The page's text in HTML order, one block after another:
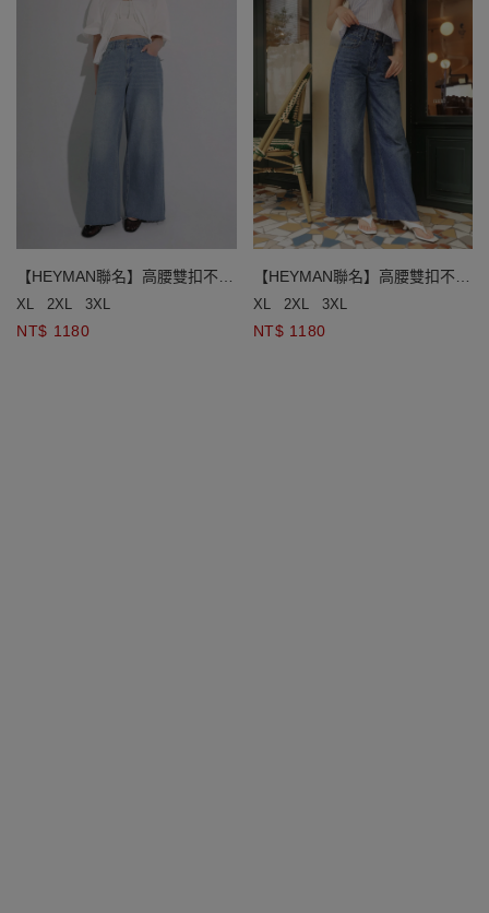
【HEYMAN聯名】高腰雙扣不收
邊水洗牛仔寬褲
XL 2XL 3XL
NT$ 1180
【HEYMAN聯名】高腰雙扣不收
邊水洗牛仔寬褲
XL 2XL 3XL
NT$ 1180